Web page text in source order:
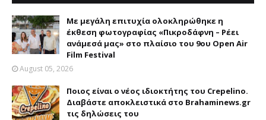
Με μεγάλη επιτυχία ολοκληρώθηκε η
έκθεση φωτογραφίας «Πικροδάφνη – Ρέει
ανάμεσά μας» στο πλαίσιο του 9ου Open Air
Film Festival
August 05, 2026
Ποιος είναι ο νέος ιδιοκτήτης του Crepelino.
Διαβάστε αποκλειστικά στο Brahaminews.gr
τις δηλώσεις του